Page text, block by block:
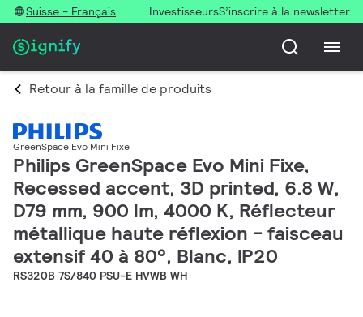
Suisse - Français InvestisseursS’inscrire à la newsletter
Retour à la famille de produits
GreenSpace Evo Mini Fixe
Philips GreenSpace Evo Mini Fixe,
Recessed accent, 3D printed, 6.8 W,
D79 mm, 900 lm, 4000 K, Réflecteur
métallique haute réflexion - faisceau
extensif 40 à 80°, Blanc, IP20
RS320B 7S/840 PSU-E HVWB WH